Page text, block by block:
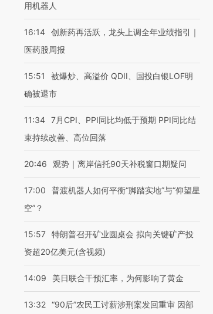
用机器人
16:14 创新药再活跃，龙头上调全年业绩指引｜
医药股周报
15:51
被爆炒、高溢价 QDII、国投白银LOF明
确被退市
11:34 7月CPI、PPI同比均低于预期 PPI同比结
束持续改善、高位回落
20:46 观势｜离岸信托90天补税窗口期疑问
17:00
普渡机器人如何平衡“脚踏实地”与“仰望星
空”？
15:57 特朗普召开矿业圆桌会 拟向关键矿产投
资超20亿美元(含视频)
14:09 美日联合干预汇率，为何影响了黄金
13:32 “90后”农民工讨薪涉刑案发回重审 因部